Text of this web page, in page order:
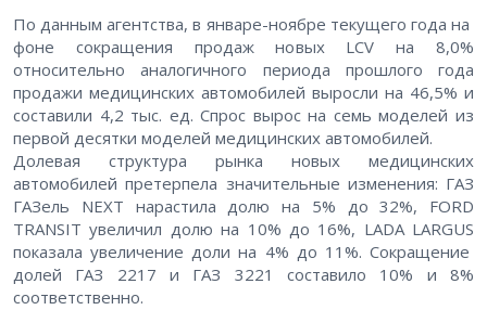
По данным агентства, в январе-ноябре текущего года на
фоне сокращения продаж новых LCV на 8,0%
относительно аналогичного периода прошлого года
продажи медицинских автомобилей выросли на 46,5% и
составили 4,2 тыс. ед. Спрос вырос на семь моделей из
первой десятки моделей медицинских автомобилей.
Долевая структура рынка новых медицинских
автомобилей претерпела значительные изменения: ГАЗ
ГАЗель NEXT нарастила долю на 5% до 32%, FORD
TRANSIT увеличил долю на 10% до 16%, LADA LARGUS
показала увеличение доли на 4% до 11%. Сокращение
долей ГАЗ 2217 и ГАЗ 3221 составило 10% и 8%
соответственно.